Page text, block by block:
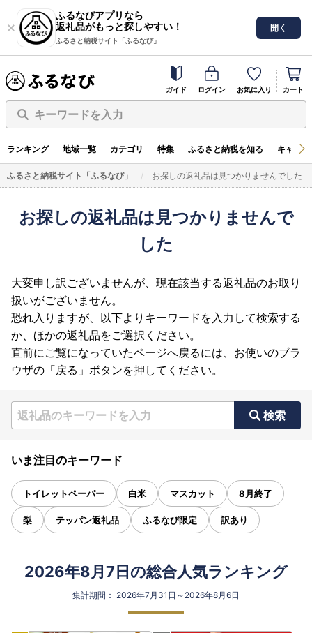
ふるなびアプリなら
返礼品がもっと探しやすい！
ふるさと納税サイト「ふるなび」
開く
ガイド ログイン お気に入り カート
キーワードを入力
ランキング 地域一覧 カテゴリ 特集 ふるさと納税を知る キャン
ふるさと納税サイト「ふるなび」 お探しの返礼品は見つかりませんでした
お探しの返礼品は見つかりませんで
した
大変申し訳ございませんが、現在該当する返礼品のお取り
扱いがございません。
恐れ入りますが、以下よりキーワードを入力して検索する
か、ほかの返礼品をご選択ください。
直前にご覧になっていたページへ戻るには、お使いのブラ
ウザの「戻る」ボタンを押してください。
検索
いま注目のキーワード
トイレットペーパー 白米 マスカット 8月終了
梨 テッパン返礼品 ふるなび限定 訳あり
2026年8月7日の総合人気ランキング
集計期間： 2026年7月31日～2026年8月6日